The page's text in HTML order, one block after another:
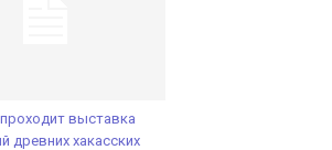
выставка
древних хакасских